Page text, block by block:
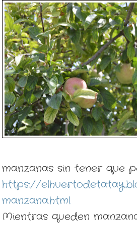
manzanas sin tener que
https://
manzana.html
Mientras queden